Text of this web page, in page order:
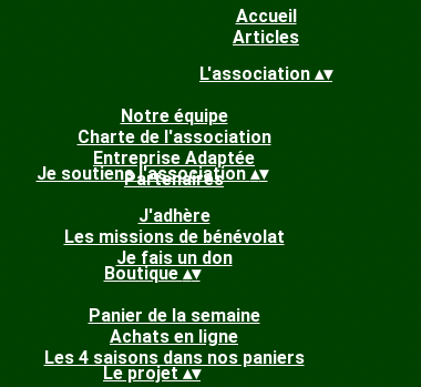
Accueil
Articles
L'association ▴▾
Notre équipe
Charte de l'association
Entreprise Adaptée
Partenaires
Je soutiens l'association▴▾
J'adhère
Les missions de bénévolat
Je fais un don
Boutique▴▾
Panier de la semaine
Achats en ligne
Les 4 saisons dans nos paniers
Le projet▴▾